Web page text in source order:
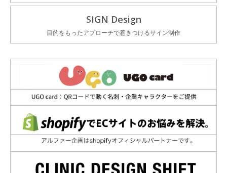
SIGN Design
目的をもったアプローチで惹きつけるサイン制作